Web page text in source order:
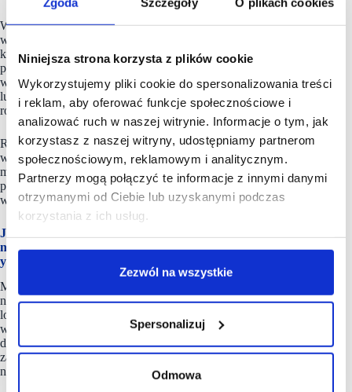
Niniejsza strona korzysta z plików cookie
Wykorzystujemy pliki cookie do spersonalizowania treści
i reklam, aby oferować funkcje społecznościowe i
analizować ruch w naszej witrynie. Informacje o tym, jak
korzystasz z naszej witryny, udostępniamy partnerom
społecznościowym, reklamowym i analitycznym.
Partnerzy mogą połączyć te informacje z innymi danymi
otrzymanymi od Ciebie lub uzyskanymi podczas
korzystania z ich usług.
Zezwól na wszystkie
Spersonalizuj
Odmowa
W mniejszych miastach przewidujemy wzrost pustostanów
w starszych obiektach na rzecz nowych, większych parków,
które będą „domykać” lokalne rynki. Ważnym kierunkiem
pozostaje także redewelopment przestarzałych nieruchomości,
w tym dawnych supermarketów sieciowych liczących 10 lat
lub więcej. W tym kierunku patrzymy także w kontekście
rozwoju aktywności Scallier w nadchodzących latach.
Równocześnie coraz większy potencjał rozwoju dostrzegamy
w większych ośrodkach miejskich i na przedmieściach dużych
miast. Na rynku widoczny jest trend do realizacji większych
projektów handlowych, które odpowiadają rosnącym
wymaganiom najemców i dynamice lokalnych rynków.
Jaką rentowność mają parki handlowe? Czy realizując
nowe projekty trudniej jest teraz „dowieźć” zakładany
yield dla inwestora?
Mniejsze obiekty handlowe mogą generować roczny zwrot
na poziomie 7–8 %, w zależności od klasy nieruchomości,
lokalizacji, długości umów najmu oraz jakości najemców,
w tym obecności operatorów spożywczych. Inwestorzy
dysponujący niezabudowaną nieruchomością, gotowi
zaangażować się w proces deweloperski mogą liczyć
na wyższą rentowność niż przy zakupie gotowego obiektu.